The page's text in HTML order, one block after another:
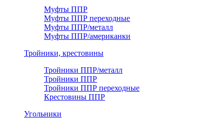
Муфты ППР
Муфты ППР переходные
Муфты ППР/металл
Муфты ППР/американки
Тройники, крестовины
Тройники ППР/металл
Тройники ППР
Тройники ППР переходные
Крестовины ППР
Угольники